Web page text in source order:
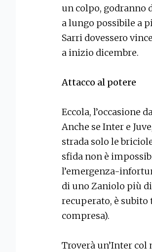
un colpo, godranno
a lungo possibile a
Sarri dovessero
a inizio dicembre.
Attacco al potere
Eccola, l’occasione
Anche se Inter e
strada solo le
sfida non è
l’emergenza-
di uno Zaniolo più
recuperato, è subito
compresa).
Troverà un’Inter